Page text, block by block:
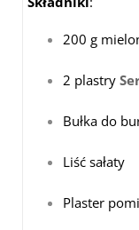
200 g
2 plastry
Bułka do
Liść sałaty
Plaster